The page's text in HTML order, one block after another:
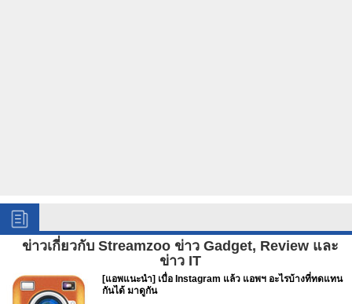
ข่าวเกี่ยวกับ Streamzoo ข่าว Gadget, Review และ
ข่าว IT
[แอพแนะนำ] เบื่อ Instagram แล้ว แอพฯ อะไรบ้างที่ทดแทน
กันได้ มาดูกัน